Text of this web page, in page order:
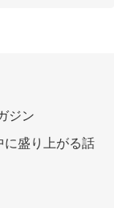
ジン
盛り上がる話